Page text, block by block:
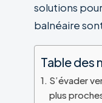
solutions
balnéaire
Table des
S’évader
plus